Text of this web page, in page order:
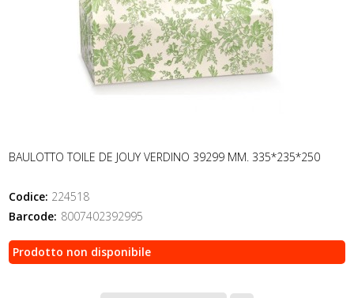
BAULOTTO TOILE DE JOUY VERDINO 39299 MM. 335*235*250
Codice: 224518
Barcode: 8007402392995
Prodotto non disponibile